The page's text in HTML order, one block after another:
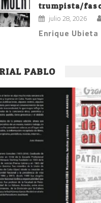
trumpista/
julio 28, 2026
Enrique Ubieta
PABLO